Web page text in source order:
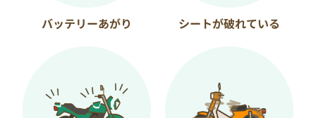
バッテリーあがり シートが破れている